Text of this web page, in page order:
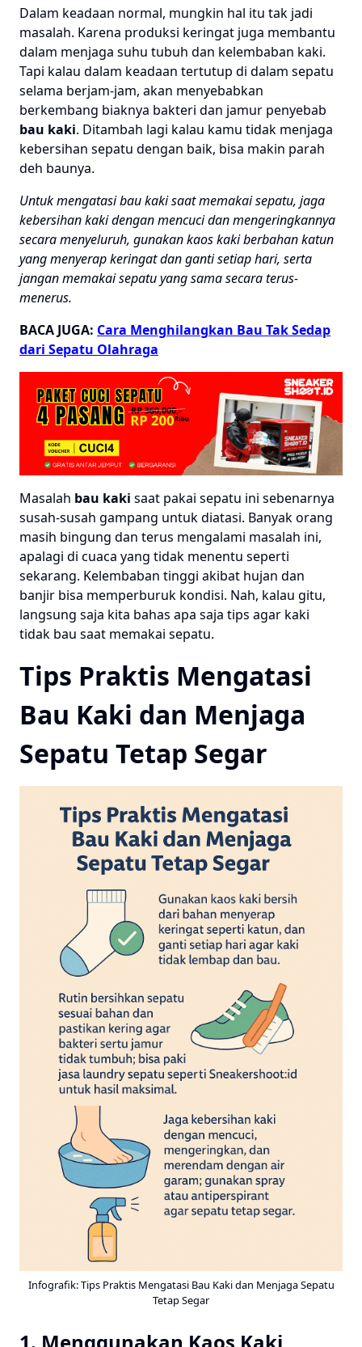
Dalam keadaan normal, mungkin hal itu tak jadi
masalah. Karena produksi keringat juga membantu
dalam menjaga suhu tubuh dan kelembaban kaki.
Tapi kalau dalam keadaan tertutup di dalam sepatu
selama berjam-jam, akan menyebabkan
berkembang biaknya bakteri dan jamur penyebab
bau kaki. Ditambah lagi kalau kamu tidak menjaga
kebersihan sepatu dengan baik, bisa makin parah
deh baunya.
Untuk mengatasi bau kaki saat memakai sepatu, jaga
kebersihan kaki dengan mencuci dan mengeringkannya
secara menyeluruh, gunakan kaos kaki berbahan katun
yang menyerap keringat dan ganti setiap hari, serta
jangan memakai sepatu yang sama secara terus-
menerus.
BACA JUGA: Cara Menghilangkan Bau Tak Sedap
dari Sepatu Olahraga
Masalah bau kaki saat pakai sepatu ini sebenarnya
susah-susah gampang untuk diatasi. Banyak orang
masih bingung dan terus mengalami masalah ini,
apalagi di cuaca yang tidak menentu seperti
sekarang. Kelembaban tinggi akibat hujan dan
banjir bisa memperburuk kondisi. Nah, kalau gitu,
langsung saja kita bahas apa saja tips agar kaki
tidak bau saat memakai sepatu.
Tips Praktis Mengatasi
Bau Kaki dan Menjaga
Sepatu Tetap Segar
Infografik: Tips Praktis Mengatasi Bau Kaki dan Menjaga Sepatu
Tetap Segar
1. Menggunakan Kaos Kaki